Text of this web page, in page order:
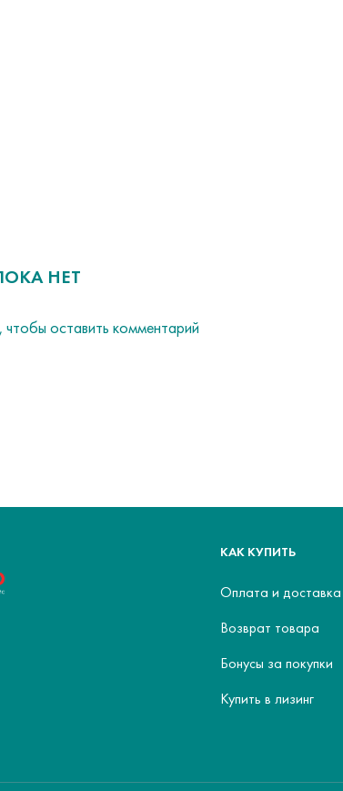
НЕТ
, чтобы оставить комментарий
КАК КУПИТЬ
Оплата и доставка
Возврат товара
Бонусы за покупки
Купить в лизинг